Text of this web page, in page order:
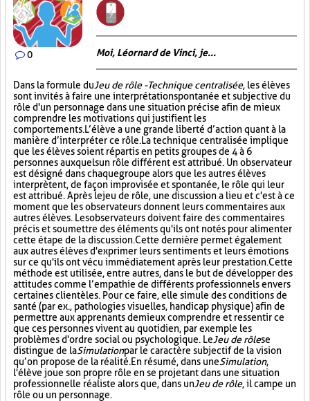
0 Moi, Léornard de Vinci, je...
Dans la formule duJeu de rôle - Technique centralisée, les élèves
sont invités à faire une interprétation spontanée et subjective du
rôle d'un personnage dans une situation précise afin de mieux
comprendre les motivations qui justifient les
comportements. L’élève a une grande liberté d’action quant à la
manière d’interpréter ce rôle. La technique centralisée implique
que les élèves soient répartis en petits groupes de 4 à 6
personnes auxquels un rôle différent est attribué. Un observateur
est désigné dans chaque groupe alors que les autres élèves
interprètent, de façon improvisée et spontanée, le rôle qui leur
est attribué. Après le jeu de rôle, une discussion a lieu et c'est à ce
moment que les observateurs donnent leurs commentaires aux
autres élèves. Les observateurs doivent faire des commentaires
précis et soumettre des éléments qu'ils ont notés pour alimenter
cette étape de la discussion. Cette dernière permet également
aux autres élèves d'exprimer leurs sentiments et leurs émotions
sur ce qu'ils ont vécu immédiatement après leur prestation. Cette
méthode est utilisée, entre autres, dans le but de développer des
attitudes comme l’empathie de différents professionnels envers
certaines clientèles. Pour ce faire, elle simule des conditions de
santé (par ex., pathologies visuelles, handicap physique) afin de
permettre aux apprenants de mieux comprendre et ressentir ce
que ces personnes vivent au quotidien, par exemple les
problèmes d'ordre social ou psychologique. LeJeu de rôlese
distingue de laSimulationpar le caractère subjectif de la vision
qu’on propose de la réalité. En résumé, dans uneSimulation,
l'élève joue son propre rôle en se projetant dans une situation
professionnelle réaliste alors que, dans unJeu de rôle, il campe un
rôle ou un personnage.